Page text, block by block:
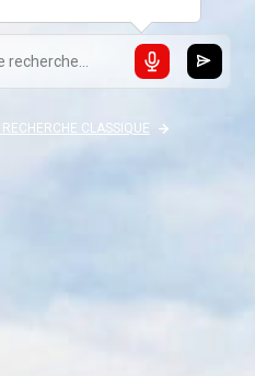
CLASSIQUE